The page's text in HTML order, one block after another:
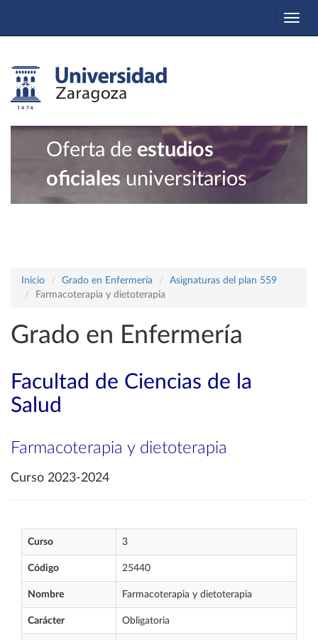
Oferta de estudios
oficiales universitarios
Inicio Grado en Enfermería
Asignaturas del plan 559
Farmacoterapia y dietoterapia
Grado en Enfermería
Facultad de Ciencias de la
Salud
Farmacoterapia y dietoterapia
Curso 2023-2024
Curso 3
Código 25440
Nombre Farmacoterapia y dietoterapia
Carácter Obligatoria